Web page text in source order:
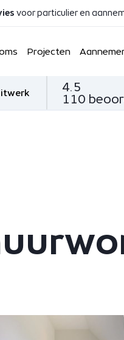
voor particulier en
Projecten
4.5
110